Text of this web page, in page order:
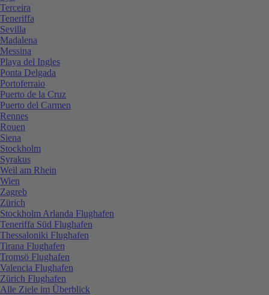
Terceira
Teneriffa
Sevilla
Madalena
Messina
Playa del Ingles
Ponta Delgada
Portoferraio
Puerto de la Cruz
Puerto del Carmen
Rennes
Rouen
Siena
Stockholm
Syrakus
Weil am Rhein
Wien
Zagreb
Zürich
Stockholm Arlanda Flughafen
Teneriffa Süd Flughafen
Thessaloniki Flughafen
Tirana Flughafen
Tromsö Flughafen
Valencia Flughafen
Zürich Flughafen
Alle Ziele im Überblick